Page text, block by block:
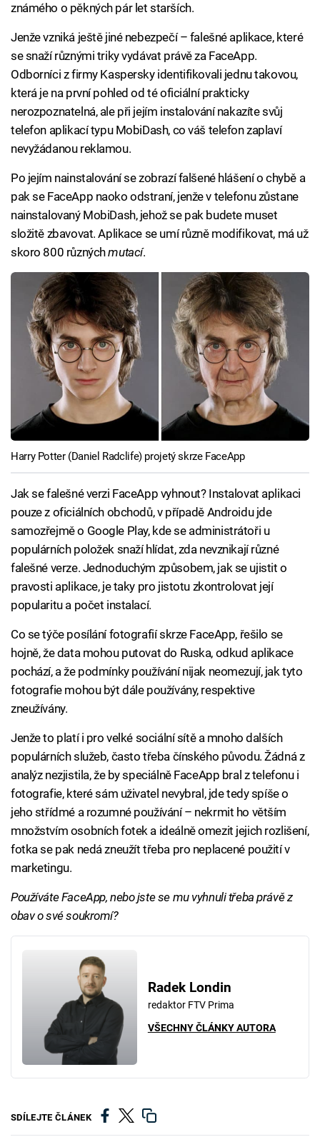
známého o pěkných pár let starších.
Jenže vzniká ještě jiné nebezpečí – falešné aplikace, které
se snaží různými triky vydávat právě za FaceApp.
Odborníci z firmy Kaspersky identifikovali jednu takovou,
která je na první pohled od té oficiální prakticky
nerozpoznatelná, ale při jejím instalování nakazíte svůj
telefon aplikací typu MobiDash, co váš telefon zaplaví
nevyžádanou reklamou.
Po jejím nainstalování se zobrazí falšené hlášení o chybě a
pak se FaceApp naoko odstraní, jenže v telefonu zůstane
nainstalovaný MobiDash, jehož se pak budete muset
složitě zbavovat. Aplikace se umí různě modifikovat, má už
skoro 800 různýchmutací.
Harry Potter (Daniel Radclife) projetý skrze FaceApp
Jak se falešné verzi FaceApp vyhnout? Instalovat aplikaci
pouze z oficiálních obchodů, v případě Androidu jde
samozřejmě o Google Play, kde se administrátoři u
populárních položek snaží hlídat, zda nevznikají různé
falešné verze. Jednoduchým způsobem, jak se ujistit o
pravosti aplikace, je taky pro jistotu zkontrolovat její
popularitu a počet instalací.
Co se týče posílání fotografií skrze FaceApp, řešilo se
hojně, že data mohou putovat do Ruska, odkud aplikace
pochází, a že podmínky používání nijak neomezují, jak tyto
fotografie mohou být dále používány, respektive
zneužívány.
Jenže to platí i pro velké sociální sítě a mnoho dalších
populárních služeb, často třeba čínského původu. Žádná z
analýz nezjistila, že by speciálně FaceApp bral z telefonu i
fotografie, které sám uživatel nevybral, jde tedy spíše o
jeho střídmé a rozumné používání – nekrmit ho větším
množstvím osobních fotek a ideálně omezit jejich rozlišení,
fotka se pak nedá zneužít třeba pro neplacené použití v
marketingu.
Používáte FaceApp, nebo jste se mu vyhnuli třeba právě z
obav o své soukromí?
Radek Londin
redaktor FTV Prima
VŠECHNY ČLÁNKY AUTORA
SDÍLEJTE ČLÁNEK